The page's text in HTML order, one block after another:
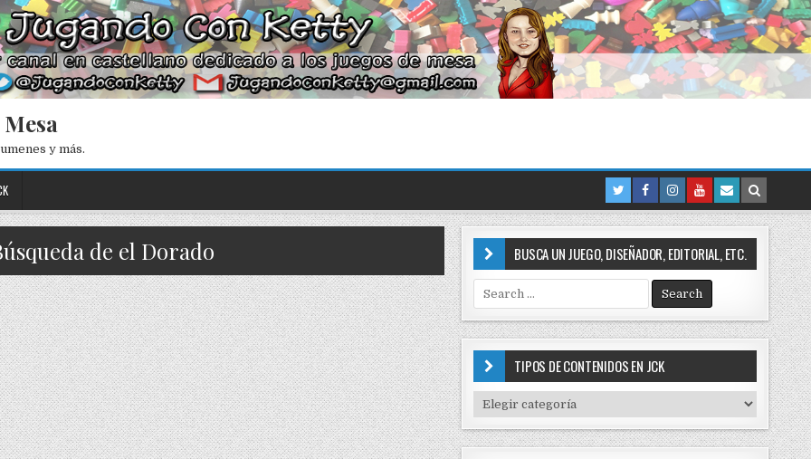
y más.
de el Dorado BUSCA UN JUEGO, DISEÑADOR, EDITORIAL, ETC.
e
a
r
o
r
:
TIPOS DE CONTENIDOS EN JCK
I
P